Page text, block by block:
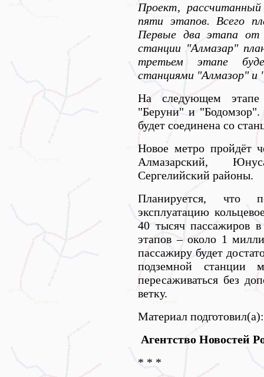
Проект,
пяти этапов. Всего
Первые два этапа
станции "Алмазар"
третьем этапе
станциями "Алмазор" и
На следующем
"Беруни" и
будет соединена со
Новое метро пройдёт
Алмазарский,
Сергелийский районы.
Планируется, что
эксплуатацию
40 тысяч пассажиров
этапов – около 1
пассажиру будет
подземной станции
пересаживаться без
ветку.
Материал
Агентство Новостей
* * *